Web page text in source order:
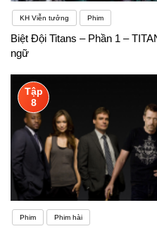
KH Viễn tưởng Phim
Biệt Đội Titans – Phần 1 –
ngữ
Tập
8
Phim Phim hài